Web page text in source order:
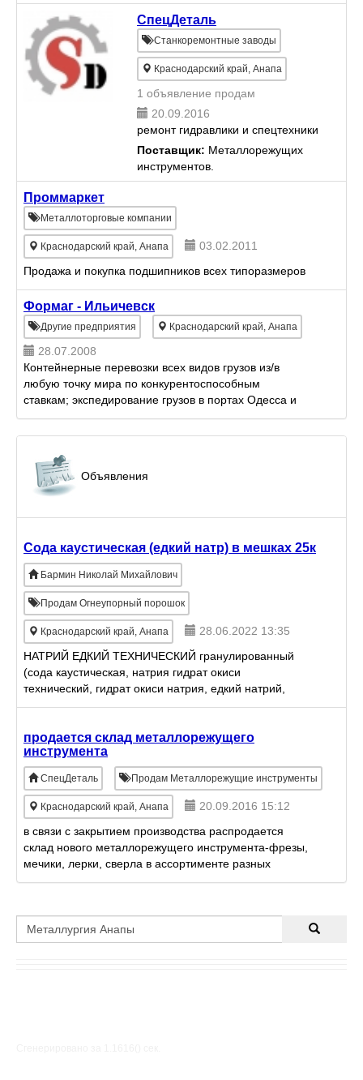
СпецДеталь
Станкоремонтные заводы
Краснодарский край, Анапа
1 объявление продам
20.09.2016
ремонт гидравлики и спецтехники
Поставщик: Металлорежущих
инструментов.
Проммаркет
Металлоторговые компании
Краснодарский край, Анапа
03.02.2011
Продажа и покупка подшипников всех типоразмеров
Формаг - Ильичевск
Другие предприятия Краснодарский край, Анапа
28.07.2008
Контейнерные перевозки всех видов грузов из/в
любую точку мира по конкурентоспособным
ставкам; экспедирование грузов в портах Одесса и
Ильичевск; организация логистических схем
Объявления
Сода каустическая (едкий натр) в мешках 25к
Бармин Николай Михайлович
Продам Огнеупорный порошок
Краснодарский край, Анапа
28.06.2022 13:35
НАТРИЙ ЕДКИЙ ТЕХНИЧЕСКИЙ гранулированный
(сода каустическая, натрия гидрат окиси
технический, гидрат окиси натрия, едкий натрий,
гидроокись натрия, гидроксид натрия, натр едкий,
продается склад металлорежущего
инструмента
СпецДеталь Продам Металлорежущие инструменты
Краснодарский край, Анапа
20.09.2016 15:12
в связи с закрытием производства распродается
склад нового металлорежущего инструмента-фрезы,
мечики, лерки, сверла в ассортименте разных
размеров...а также зенковки, фрезы модульные,